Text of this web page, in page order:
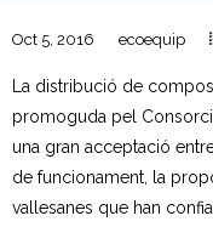
Neteja viària
- Neteja de carrers i
- Clavegueram
- Papereres i
Oct 5, 2016 ecoequip
La distribució de
promoguda pel
una gran acceptació
de funcionament, la
vallesanes que han